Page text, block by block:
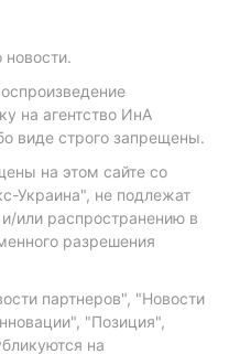
на агентство ИнА
виде строго запрещены.
на этом сайте со
Украина", не подлежат
или распространению в
разрешения
партнеров", "Новости
"Позиция",
на